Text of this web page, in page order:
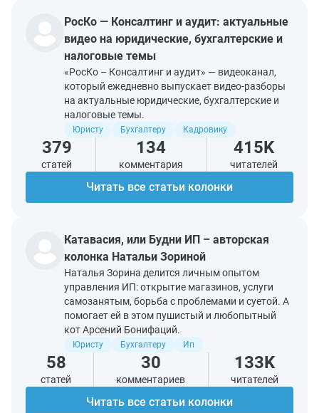
РосКо — Консалтинг и аудит: актуальные
видео на юридические, бухгалтерские и
налоговые темы
«РосКо – Консалтинг и аудит» — видеоканал,
который ежедневно выпускает видео-разборы
на актуальные юридические, бухгалтерские и
налоговые темы.
Юристу Бухгалтеру Кадровику
379
статей
134
комментария
415K
читателей
Читать все статьи колонки
Катавасия, или Будни ИП – авторская
колонка Натальи Зориной
Наталья Зорина делится личным опытом
управления ИП: открытие магазинов, услуги
самозанятым, борьба с проблемами и суетой. А
помогает ей в этом пушистый и любопытный
кот Арсений Бонифаций.
Юристу Бухгалтеру Ип
58
статей
30
комментариев
133K
читателей
Читать все статьи колонки